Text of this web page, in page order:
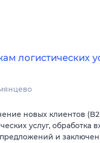
логистических
новых клиентов
услуг, обработка
и